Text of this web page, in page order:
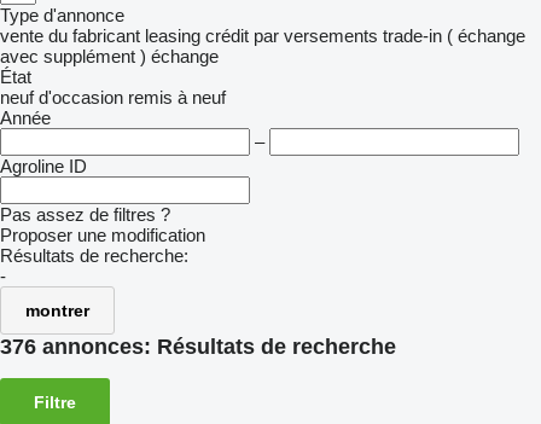
Type d'annonce
vente du fabricant leasing crédit par versements trade-in ( échange
avec supplément ) échange
État
neuf d'occasion remis à neuf
Année
–
Agroline ID
Pas assez de filtres ?
Proposer une modification
Résultats de recherche:
-
montrer
376 annonces: Résultats de recherche
Filtre